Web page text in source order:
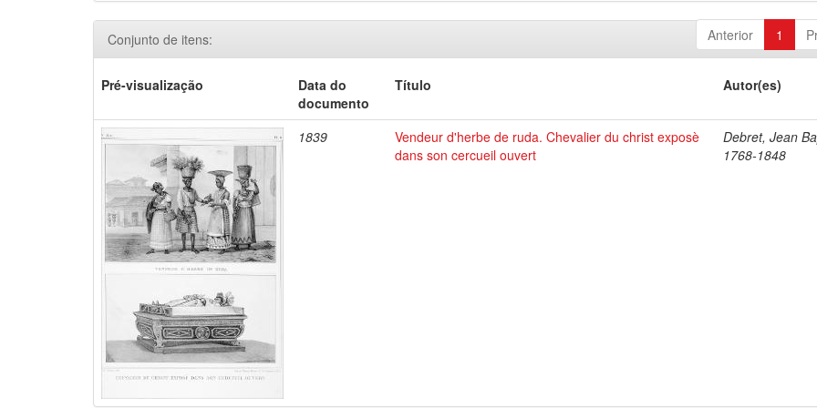
Anterior 1
Conjunto de itens:
Pré-visualização
Data do
documento
Título Autor(es)
1839
Vendeur d'herbe de ruda. Chevalier du christ exposè
dans son cercueil ouvert
Debret, Jean
1768-1848